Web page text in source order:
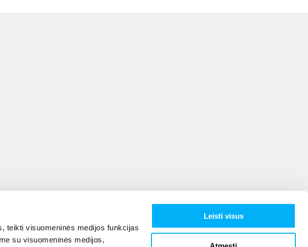
teikti visuomeninės medijos funkcijas
su visuomeninės medijos,
Leisti visus